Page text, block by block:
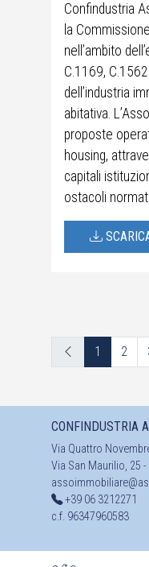
Confindustria
la
nell’ambito
C.1169,
dell’industria
abitativa.
proposte
housing,
capitali
ostacoli
1 2
CONFINDUSTRIA
Via Quattro
Via San Maurilio, 25
+39 06 3212271
c.f. 96347960583